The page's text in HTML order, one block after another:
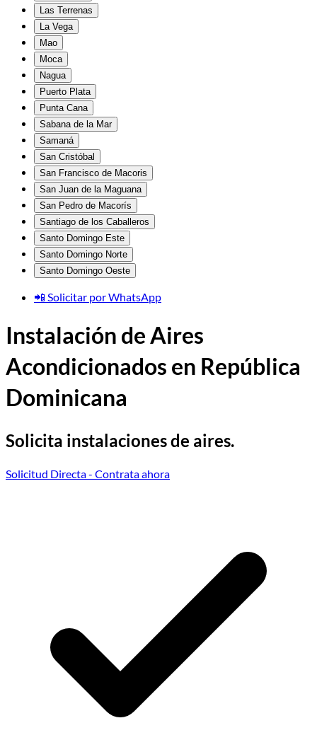
Las Terrenas
La Vega
Mao
Moca
Nagua
Puerto Plata
Punta Cana
Sabana de la Mar
Samaná
San Cristóbal
San Francisco de Macoris
San Juan de la Maguana
San Pedro de Macorís
Santiago de los Caballeros
Santo Domingo Este
Santo Domingo Norte
Santo Domingo Oeste
📲 Solicitar por WhatsApp
Instalación de Aires
Acondicionados en República
Dominicana
Solicita instalaciones de aires.
Solicitud Directa- Contrata ahora